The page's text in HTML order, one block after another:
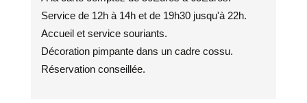
Service de 12h à 14h et de 19h30 jusqu'à 22h.
Accueil et service souriants.
Décoration pimpante dans un cadre cossu.
Réservation conseillée.